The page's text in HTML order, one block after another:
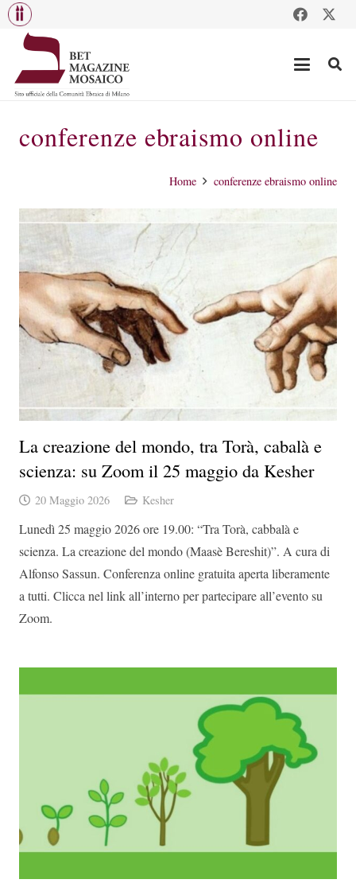
conferenze ebraismo online
Home conferenze ebraismo online
La creazione del mondo, tra Torà, cabalà e
scienza: su Zoom il 25 maggio da Kesher
20 Maggio 2026 Kesher
Lunedì 25 maggio 2026 ore 19.00: “Tra Torà, cabbalà e
scienza. La creazione del mondo (Maasè Bereshit)”. A cura di
Alfonso Sassun. Conferenza online gratuita aperta liberamente
a tutti. Clicca nel link all’interno per partecipare all’evento su
Zoom.